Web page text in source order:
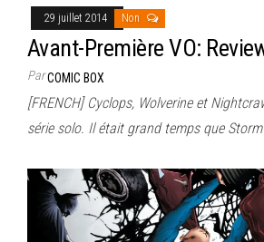
29 juillet 2014 Non
Avant-Première VO:
ParCOMIC BOX
[FRENCH] Cyclops, Wolverine et
série solo. Il était grand temps que